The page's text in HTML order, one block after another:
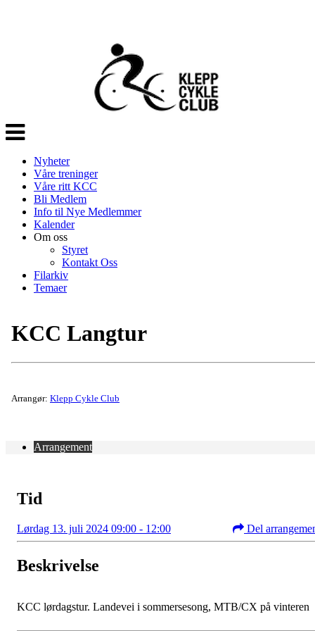
Veksle
navigasjon
Nyheter
Våre treninger
Våre ritt KCC
Bli Medlem
Info til Nye Medlemmer
Kalender
Om oss
Styret
Kontakt Oss
Filarkiv
Temaer
KCC Langtur
Arrangør: Klepp Cykle Club
Arrangement
Tid
Lørdag 13. juli 2024 09:00 - 12:00 Del
Beskrivelse
KCC lørdagstur. Landevei i sommersesong, MTB/CX på vinteren